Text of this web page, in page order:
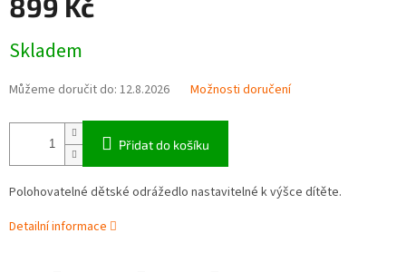
899 Kč
cena:
Skladem
Můžeme doručit do: 12.8.2026 Možnosti doručení
Přidat do košíku
Polohovatelné dětské odrážedlo nastavitelné k výšce dítěte.
Detailní informace